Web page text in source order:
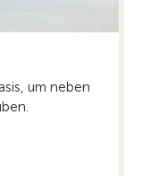
um neben